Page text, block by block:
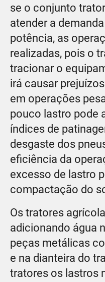
se o conjunto
atender a
potência, as
realizadas, pois o
tracionar o
irá causar
em operações
pouco lastro pode
índices de
desgaste dos
eficiência da
excesso de lastro
compactação do
Os tratores
adicionando água
peças metálicas
e na dianteira do
tratores os lastros